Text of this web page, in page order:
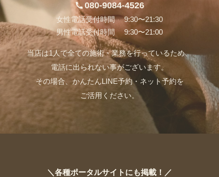
080-9084-4526
女性電話受付時間 9:30〜21:30
男性電話受付時間 9:30〜21:00
当店は1人で全ての施術・業務を行っているため、
電話に出られない事がございます。
その場合、かんたんLINE予約・ネット予約を
ご活用ください。
＼各種ポータルサイトにも掲載！／